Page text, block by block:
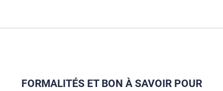
FORMALITÉS ET BON À SAVOIR POUR